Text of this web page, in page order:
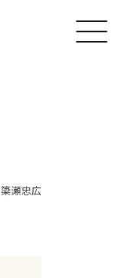
簗瀬忠広